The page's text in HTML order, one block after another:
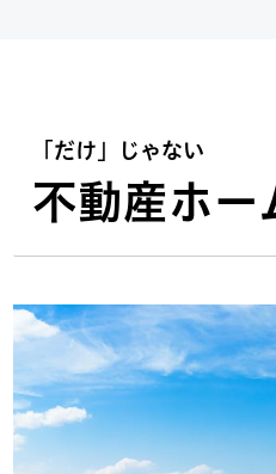
「だけ」じゃない
不動産ホー